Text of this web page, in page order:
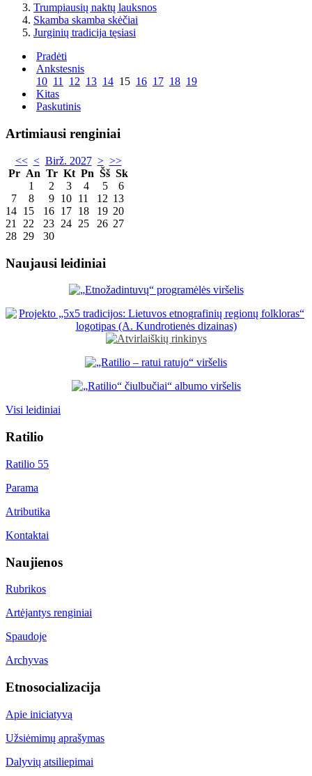
Trumpiausių naktų lauksnos
Skamba skamba skėčiai
Jurginių tradicija tęsiasi
Pradėti
Ankstesnis
10 11 12 13 14 15 16 17 18 19
Kitas
Paskutinis
Artimiausi renginiai
<< < Birž. 2027 > >>
Pr An Tr Kt Pn Šš Sk
1
2 3 4 5
6
7
8 9 10 11 12 13
14 15 16 17 18 19 20
21
22 23 24 25 26 27
28 29 30
Naujausi leidiniai
Visi leidiniai
Ratilio
Ratilio 55
Parama
Atributika
Kontaktai
Naujienos
Rubrikos
Artėjantys renginiai
Spaudoje
Archyvas
Etnosocializacija
Apie iniciatyvą
Užsiėmimų aprašymas
Dalyvių atsiliepimai